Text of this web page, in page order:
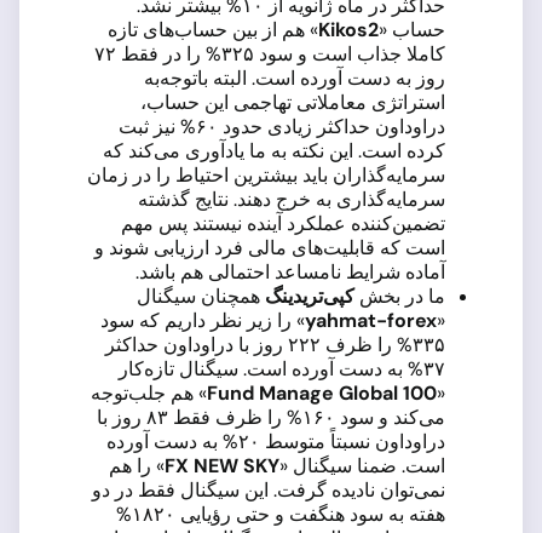
حداکثر در ماه ژانویه از ۱۰% بیشتر نشد.
حساب «Kikos2» هم از بین حساب‌های تازه
کاملا جذاب است و سود ۳۲۵% را در فقط ۷۲
روز به دست آورده است. البته باتوجه‌به
استراتژی معاملاتی تهاجمی این حساب،
دراوداون حداکثر زیادی حدود ۶۰% نیز ثبت
کرده است. این نکته به ما یادآوری می‌کند که
سرمایه‌گذاران باید بیشترین احتیاط را در زمان
سرمایه‌گذاری به خرج دهند. نتایج گذشته
تضمین‌کننده عملکرد آینده نیستند پس مهم
است که قابلیت‌های مالی فرد ارزیابی شوند و
آماده شرایط نامساعد احتمالی هم باشد.
ما در بخشکپی‌تریدینگ همچنان سیگنال
«
yahmat-forex» را زیر نظر داریم که سود
۳۳۵% را ظرف ۲۲۲ روز با دراوداون حداکثر
۳۷% به دست آورده است. سیگنال تازه‌کار
«
Fund Manage Global 100» هم جلب‌توجه
می‌کند و سود ۱۶۰% را ظرف فقط ۸۳ روز با
دراوداون نسبتاً متوسط ۲۰% به دست آورده
است. ضمنا سیگنال «FX NEW SKY» را هم
نمی‌توان نادیده گرفت. این سیگنال فقط در دو
هفته به سود هنگفت و حتی رؤیایی ۱۸۲۰%